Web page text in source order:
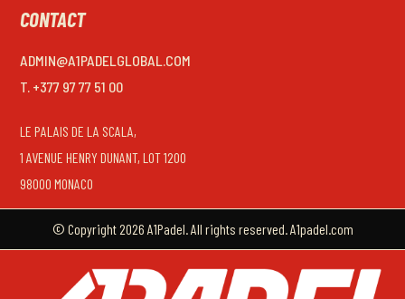
CONTACT
ADMIN@A1PADELGLOBAL.COM
T. +377 97 77 51 00
LE PALAIS DE LA SCALA,
1 AVENUE HENRY DUNANT, LOT 1200
98000 MONACO
© Copyright 2026 A1Padel. All rights reserved. A1padel.com